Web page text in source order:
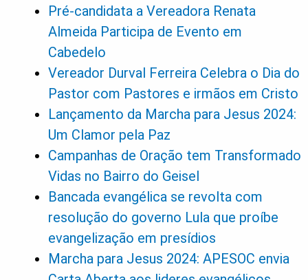
Pré-candidata a Vereadora Renata
Almeida Participa de Evento em
Cabedelo
Vereador Durval Ferreira Celebra o Dia do
Pastor com Pastores e irmãos em Cristo
Lançamento da Marcha para Jesus 2024:
Um Clamor pela Paz
Campanhas de Oração tem Transformado
Vidas no Bairro do Geisel
Bancada evangélica se revolta com
resolução do governo Lula que proíbe
evangelização em presídios
Marcha para Jesus 2024: APESOC envia